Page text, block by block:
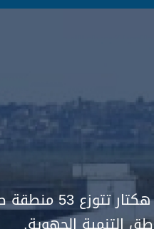
قامت الوكالة بإتمام تهيئة 115